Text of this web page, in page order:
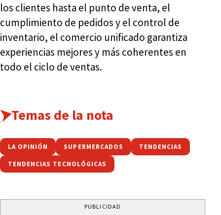
los clientes hasta el punto de venta, el
cumplimiento de pedidos y el control de
inventario, el comercio unificado garantiza
experiencias mejores y más coherentes en
todo el ciclo de ventas.
Temas de la nota
LA OPINIÓN SUPERMERCADOS TENDENCIAS
TENDENCIAS TECNOLÓGICAS
PUBLICIDAD